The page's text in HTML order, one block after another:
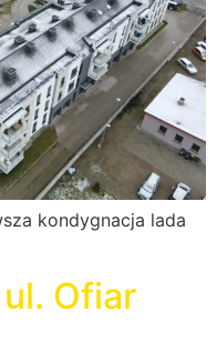
kondygnacja lada
Ofiar